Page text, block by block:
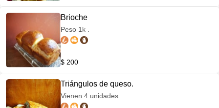
Brioche
Peso 1k .
$ 200
Triángulos de queso.
Vienen 4 unidades.